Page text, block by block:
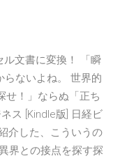
ル文書に変換！ 「瞬
らないよね。 世界的
せ！」ならぬ「正ち
ス [Kindle版] 日経ビ
介した、こういうの
界との接点を探す探